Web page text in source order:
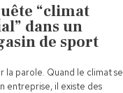
“climat
dans un
de sport
la parole. Quand le climat se
entreprise, il existe des